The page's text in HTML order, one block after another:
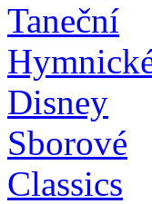
Taneční
Disney
Sborové
Classics